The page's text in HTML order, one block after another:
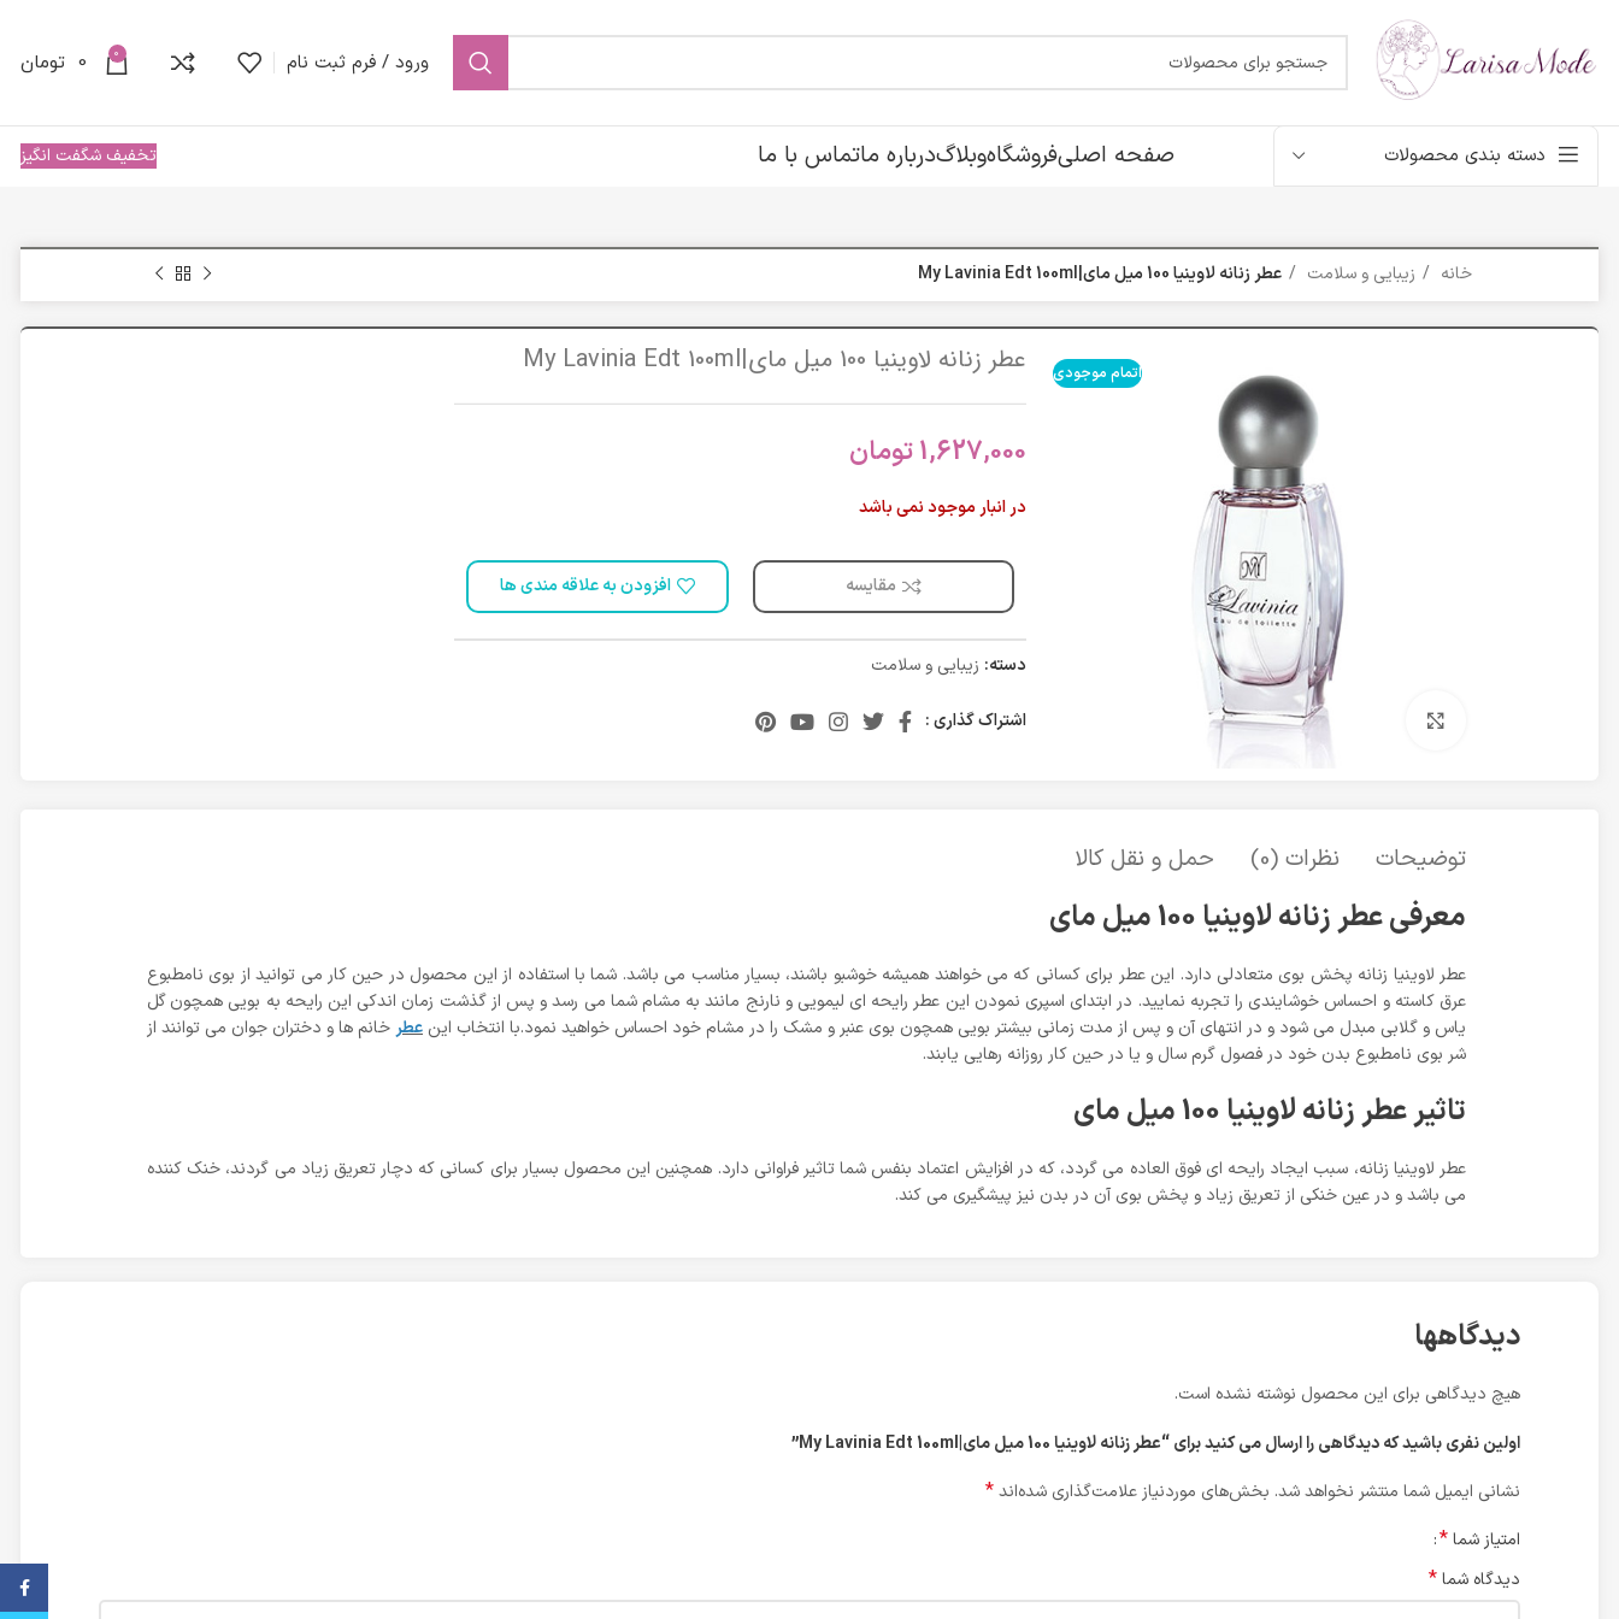
ورود / فرم ثبت نام 0
0 تومان
دسته بندی محصولات صفحه اصلیفروشگاهوبلاگدرباره ماتماس با ما تخفیف شگفت انگیز
خانه زیبایی و سلامت عطر زنانه لاوینیا 100 میل مای|My Lavinia Edt 100ml
اتمام موجودی
برای بزرگنمایی کلیک کنید
عطر زنانه لاوینیا 100 میل مای|My Lavinia Edt 100ml
1,627,000تومان
در انبار موجود نمی باشد
مقایسه افزودن به علاقه مندی ها
دسته: زیبایی و سلامت
اشتراک گذاری :
توضیحات نظرات (0) حمل و نقل کالا
معرفی عطر زنانه لاوینیا 100 میل مای
عطر لاوینیا زنانه پخش بوی متعادلی دارد. این عطر برای کسانی که می خواهند همیشه خوشبو باشند، بسیار مناسب می باشد. شما با استفاده از این محصول در حین کار می توانید از بوی نامطبوع
عرق کاسته و احساس خوشایندی را تجربه نمایید. در ابتدای اسپری نمودن این عطر رایحه ای لیمویی و نارنج مانند به مشام شما می رسد و پس از گذشت زمان اندکی این رایحه به بویی همچون گل
یاس و گلابی مبدل می شود و در انتهای آن و پس از مدت زمانی بیشتر بویی همچون بوی عنبر و مشک را در مشام خود احساس خواهید نمود.با انتخاب این عطرخانم ها و دختران جوان می توانند از
شر بوی نامطبوع بدن خود در فصول گرم سال و یا در حین کار روزانه رهایی یابند.
تاثیر عطر زنانه لاوینیا 100 میل مای
عطر لاوینیا زنانه، سبب ایجاد رایحه ای فوق العاده می گردد، که در افزایش اعتماد بنفس شما تاثیر فراوانی دارد. همچنین این محصول بسیار برای کسانی که دچار تعریق زیاد می گردند، خنک کننده
می باشد و در عین خنکی از تعریق زیاد و پخش بوی آن در بدن نیز پیشگیری می کند.
دیدگاهها
هیچ دیدگاهی برای این محصول نوشته نشده است.
اولین نفری باشید که دیدگاهی را ارسال می کنید برای “عطر زنانه لاوینیا 100 میل مای|My Lavinia Edt 100ml”
نشانی ایمیل شما منتشر نخواهد شد. بخش‌های موردنیاز علامت‌گذاری شده‌اند*
امتیاز شما*
دیدگاه شما*
فیس